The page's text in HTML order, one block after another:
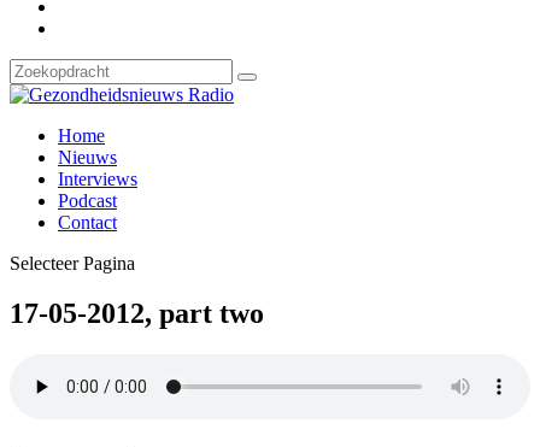
Home
Nieuws
Interviews
Podcast
Contact
Selecteer Pagina
17-05-2012, part two